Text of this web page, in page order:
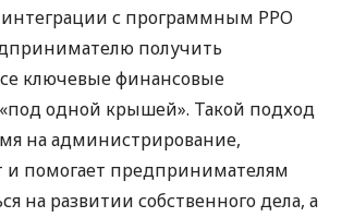
интеграции с программным РРО
получить
ключевые финансовые
одной крышей». Такой подход
на администрирование,
и помогает предпринимателям
на развитии собственного дела, а